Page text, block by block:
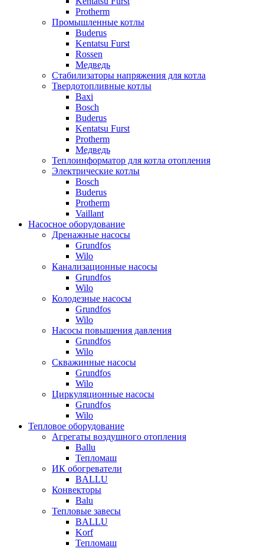
Protherm
Промышленные котлы
Buderus
Kentatsu Furst
Rossen
Медведь
Стабилизаторы напряжения для котла
Твердотопливные котлы
Baxi
Bosch
Buderus
Kentatsu Furst
Protherm
Медведь
Теплоинформатор для котла отопления
Электрические котлы
Bosch
Buderus
Protherm
Vaillant
Насосное оборудование
Дренажные насосы
Grundfos
Wilo
Канализационные насосы
Grundfos
Wilo
Колодезные насосы
Grundfos
Wilo
Насосы повышения давления
Grundfos
Wilo
Скважинные насосы
Grundfos
Wilo
Циркуляционные насосы
Grundfos
Wilo
Тепловое оборудование
Агрегаты воздушного отопления
Ballu
Тепломаш
ИК обогреватели
BALLU
Конвекторы
Balu
Тепловые завесы
BALLU
Korf
Тепломаш